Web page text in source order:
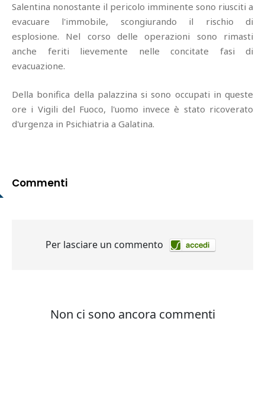
Salentina nonostante il pericolo imminente sono riusciti a
evacuare l'immobile, scongiurando il rischio di
esplosione. Nel corso delle operazioni sono rimasti
anche feriti lievemente nelle concitate fasi di
evacuazione.
Della bonifica della palazzina si sono occupati in queste
ore i Vigili del Fuoco, l'uomo invece è stato ricoverato
d'urgenza in Psichiatria a Galatina.
Commenti